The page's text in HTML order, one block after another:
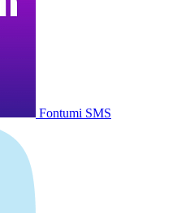
Fontumi SMS